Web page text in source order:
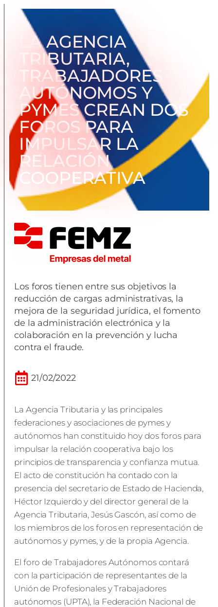
LA AGENCIA
TRIBUTARIA,
TRABAJADORES
AUTÓNOMOS Y
PYMES CREAN DOS
FOROS PARA
IMPULSAR LA
RELACIÓN
COOPERATIVA
Los foros tienen entre sus objetivos la
reducción de cargas administrativas, la
mejora de la seguridad jurídica, el fomento
de la administración electrónica y la
colaboración en la prevención y lucha
contra el fraude.
21/02/2022
La Agencia Tributaria y las principales
federaciones y asociaciones de pymes y
autónomos han constituido hoy dos foros para
impulsar la relación cooperativa bajo los
principios de transparencia y confianza mutua.
El acto de constitución ha contado con la
presencia del secretario de Estado de Hacienda,
Héctor Izquierdo y del director general de la
Agencia Tributaria, Jesús Gascón, así como de
los miembros de los foros en representación de
autónomos y pymes, y de la propia Agencia.
El foro de Trabajadores Autónomos contará
con la participación de representantes de la
Unión de Profesionales y Trabajadores
autónomos (UPTA), la Federación Nacional de